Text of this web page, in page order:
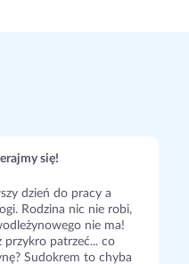
się!
dzień do pracy a
Rodzina nic nie robi,
nie ma!
przykro patrzeć... co
Sudokrem to chyba